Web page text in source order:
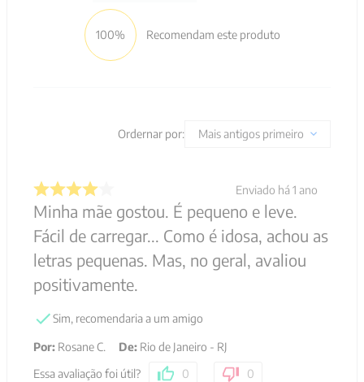
100% Recomendam este produto
Ordernar por: Mais antigos primeiro
Enviado há 1 ano
Minha mãe gostou. É pequeno e leve.
Fácil de carregar... Como é idosa, achou as
letras pequenas. Mas, no geral, avaliou
positivamente.
Sim, recomendaria a um amigo
Por: Rosane C. De: Rio de Janeiro - RJ
Essa avaliação foi útil?
0 0